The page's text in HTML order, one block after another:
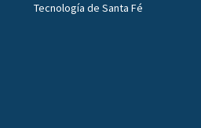
Tecnología de Santa Fé